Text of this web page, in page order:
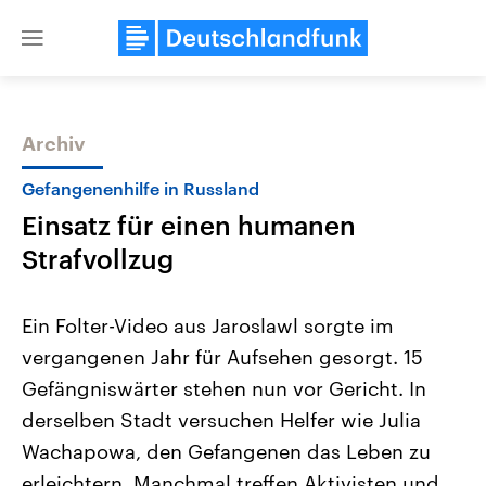
Close
Themen
Landtagswahl Sachsen-Anhalt
2026
Alle Informationen
Sachsen-Anhalt wählt am 6.
September 2026 einen neuen
Landtag. Seit 2021 wird das
Bundesland von einer Koalition aus
Aktuelle Beiträge,
Hintergründe
Wirtschaftlich und
gehören die Vereinigten
den mächtigsten Ländern
mit großem Einfluss auf
Archiv
Gefangenenhilfe in Russland
Einsatz für einen humanen
Strafvollzug
Ein Folter-Video aus Jaroslawl sorgte im
vergangenen Jahr für Aufsehen gesorgt. 15
Gefängniswärter stehen nun vor Gericht. In
derselben Stadt versuchen Helfer wie Julia
Wachapowa, den Gefangenen das Leben zu